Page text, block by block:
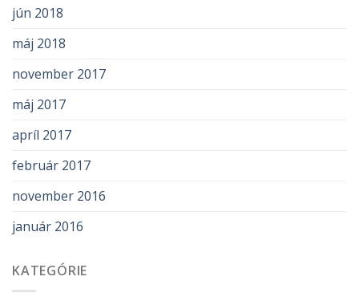
jún 2018
máj 2018
november 2017
máj 2017
apríl 2017
február 2017
november 2016
január 2016
KATEGÓRIE